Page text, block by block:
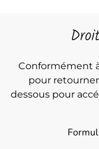
Conformément
pour
dessous pour